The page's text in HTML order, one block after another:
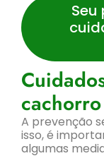
Seu
cachorro
A prevenção
isso, é
algumas